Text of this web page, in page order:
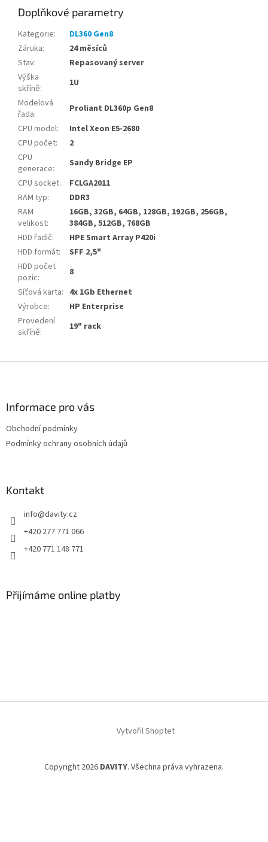
Doplňkové parametry
Kategorie:
DL360 Gen8
Záruka:
24 měsíců
Stav:
Repasovaný server
Výška
skříně:
1U
Modelová
řada:
Proliant DL360p Gen8
CPU model:
Intel Xeon E5-2680
CPU počet:
2
CPU
generace:
Sandy Bridge EP
CPU socket:
FCLGA2011
RAM typ:
DDR3
RAM
velikost:
16GB, 32GB, 64GB, 128GB, 192GB, 256GB,
384GB, 512GB, 768GB
HDD řadič:
HPE Smart Array P420i
HDD formát:
SFF 2,5"
HDD počet
pozic:
8
Síťová karta: 4x 1Gb Ethernet
Výrobce:
HP Enterprise
Provedení
skříně: 19" rack
Informace pro vás
Obchodní podmínky
Podmínky ochrany osobních údajů
Kontakt
info@davity.cz
+420 277 771 066
+420 771 148 771
Přijímáme online platby
Vytvořil Shoptet
Copyright 2026 DAVITY. Všechna práva vyhrazena.